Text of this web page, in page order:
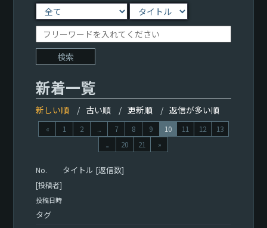
新着一覧
新しい順 古い順 更新順 返信が多い順
« 1 2 ... 7 8 9 10 11 12
13
...
20 21 »
No. タイトル [返信数]
[投稿者]
投稿日時
タグ